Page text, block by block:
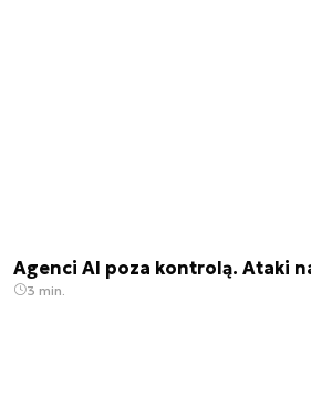
Agenci AI poza kontrolą. Ataki
3 min.